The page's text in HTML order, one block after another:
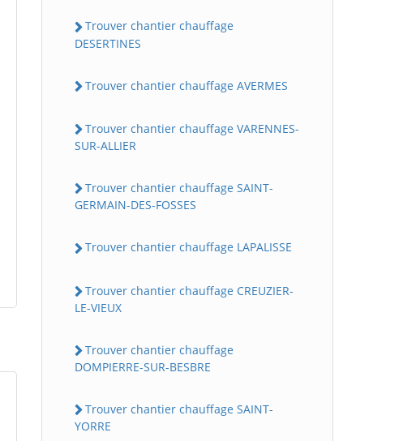
Trouver chantier chauffage
DESERTINES
Trouver chantier chauffage AVERMES
Trouver chantier chauffage VARENNES-
SUR-ALLIER
Trouver chantier chauffage SAINT-
GERMAIN-DES-FOSSES
Trouver chantier chauffage LAPALISSE
Trouver chantier chauffage CREUZIER-
LE-VIEUX
Trouver chantier chauffage
DOMPIERRE-SUR-BESBRE
Trouver chantier chauffage SAINT-
YORRE